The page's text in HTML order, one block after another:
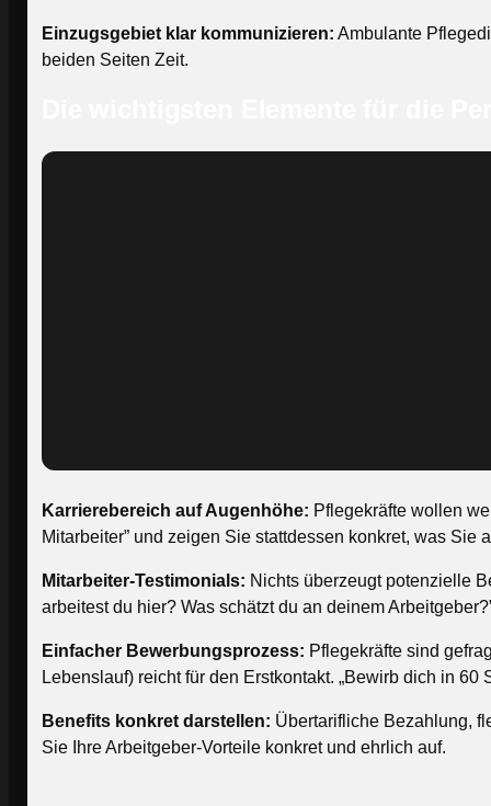
Einzugsgebiet klar kommunizieren: Ambulante
beiden Seiten Zeit.
Karrierebereich auf Augenhöhe: Pflegekräfte wollen
Mitarbeiter” und zeigen Sie stattdessen konkret, was
Mitarbeiter-Testimonials: Nichts überzeugt potenzielle
arbeitest du hier? Was schätzt du an deinem
Einfacher Bewerbungsprozess: Pflegekräfte sind
Lebenslauf) reicht für den Erstkontakt. „Bewirb dich in 60
Benefits konkret darstellen: Übertarifliche Bezahlung,
Sie Ihre Arbeitgeber-Vorteile konkret und ehrlich auf.